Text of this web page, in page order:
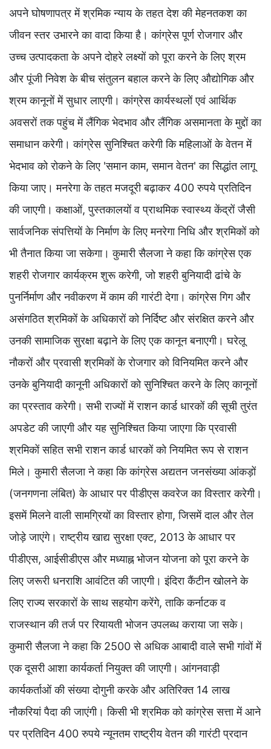
अपने घोषणापत्र में श्रमिक न्याय के तहत देश की मेहनतकश का
जीवन स्तर उभारने का वादा किया है। कांग्रेस पूर्ण रोजगार और
उच्च उत्पादकता के अपने दोहरे लक्ष्यों को पूरा करने के लिए श्रम
और पूंजी निवेश के बीच संतुलन बहाल करने के लिए औद्योगिक और
श्रम कानूनों में सुधार लाएगी। कांग्रेस कार्यस्थलों एवं आर्थिक
अवसरों तक पहुंच में लैंगिक भेदभाव और लैंगिक असमानता के मुद्दों का
समाधान करेगी। कांग्रेस सुनिश्चित करेगी कि महिलाओं के वेतन में
भेदभाव को रोकने के लिए 'समान काम, समान वेतन' का सिद्धांत लागू
किया जाए। मनरेगा के तहत मजदूरी बढ़ाकर 400 रुपये प्रतिदिन
की जाएगी। कक्षाओं, पुस्तकालयों व प्राथमिक स्वास्थ्य केंद्रों जैसी
सार्वजनिक संपत्तियों के निर्माण के लिए मनरेगा निधि और श्रमिकों को
भी तैनात किया जा सकेगा। कुमारी सैलजा ने कहा कि कांग्रेस एक
शहरी रोजगार कार्यक्रम शुरू करेगी, जो शहरी बुनियादी ढांचे के
पुनर्निर्माण और नवीकरण में काम की गारंटी देगा। कांग्रेस गिग और
असंगठित श्रमिकों के अधिकारों को निर्दिष्ट और संरक्षित करने और
उनकी सामाजिक सुरक्षा बढ़ाने के लिए एक कानून बनाएगी। घरेलू
नौकरों और प्रवासी श्रमिकों के रोजगार को विनियमित करने और
उनके बुनियादी कानूनी अधिकारों को सुनिश्चित करने के लिए कानूनों
का प्रस्ताव करेगी। सभी राज्यों में राशन कार्ड धारकों की सूची तुरंत
अपडेट की जाएगी और यह सुनिश्चित किया जाएगा कि प्रवासी
श्रमिकों सहित सभी राशन कार्ड धारकों को नियमित रूप से राशन
मिले। कुमारी सैलजा ने कहा कि कांग्रेस अद्यतन जनसंख्या आंकड़ों
(जनगणना लंबित) के आधार पर पीडीएस कवरेज का विस्तार करेगी।
इसमें मिलने वाली सामग्रियों का विस्तार होगा, जिसमें दाल और तेल
जोड़े जाएंगे। राष्ट्रीय खाद्य सुरक्षा एक्ट, 2013 के आधार पर
पीडीएस, आईसीडीएस और मध्याह्न भोजन योजना को पूरा करने के
लिए जरूरी धनराशि आवंटित की जाएगी। इंदिरा कैंटीन खोलने के
लिए राज्य सरकारों के साथ सहयोग करेंगे, ताकि कर्नाटक व
राजस्थान की तर्ज पर रियायती भोजन उपलब्ध कराया जा सके।
कुमारी सैलजा ने कहा कि 2500 से अधिक आबादी वाले सभी गांवों में
एक दूसरी आशा कार्यकर्ता नियुक्त की जाएगी। आंगनवाड़ी
कार्यकर्ताओं की संख्या दोगुनी करके और अतिरिक्त 14 लाख
नौकरियां पैदा की जाएंगी। किसी भी श्रमिक को कांग्रेस सत्ता में आने
पर प्रतिदिन 400 रुपये न्यूनतम राष्ट्रीय वेतन की गारंटी प्रदान